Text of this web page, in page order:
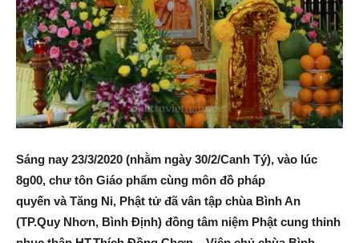
Sáng nay 23/3/2020 (nhằm ngày 30/2/Canh Tý), vào lúc
8g00, chư tôn Giáo phẩm cùng môn đồ pháp
quyến vàTăng Ni, Phật tử đã vân tập chùa Bình An
(TP.Quy Nhơn, Bình Định) đồng tâm niệm Phật cung thỉnh